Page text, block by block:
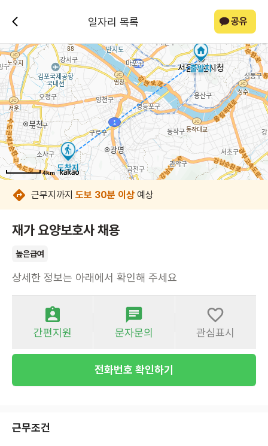
일자리 목록 공유
4km
4km
4km
4km
4km
4km
4km
4km
근무지까지 도보 30분 이상 예상
재가 요양보호사 채용
높은급여
상세한 정보는 아래에서 확인해 주세요
간편지원 문자문의 관심표시
전화번호 확인하기
근무조건